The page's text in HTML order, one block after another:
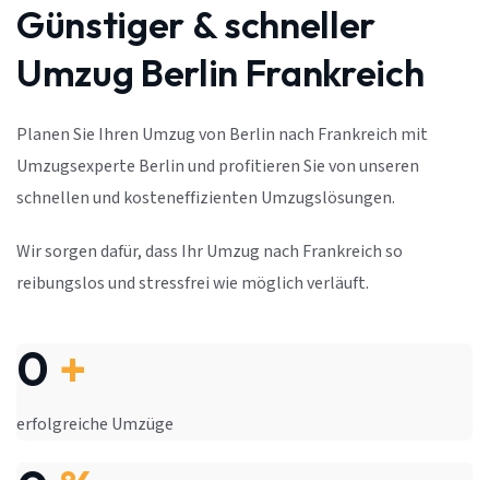
Günstiger & schneller
Umzug Berlin Frankreich
Planen Sie Ihren Umzug von Berlin nach Frankreich mit
Umzugsexperte Berlin und profitieren Sie von unseren
schnellen und kosteneffizienten Umzugslösungen.
Wir sorgen dafür, dass Ihr Umzug nach Frankreich so
reibungslos und stressfrei wie möglich verläuft.
0 +
erfolgreiche Umzüge